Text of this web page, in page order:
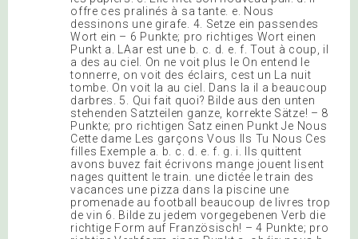
offre ces pralinés à sa tante. e. Nous
dessinons une girafe. 4. Setze ein passendes
Wort ein – 6 Punkte; pro richtiges Wort einen
Punkt a. LAar est une b. c. d. e. f. Tout à coup, il
a des au ciel. On ne voit plus le On entend le
tonnerre, on voit des éclairs, cest un La nuit
tombe. On voit la au ciel. Dans la il a beaucoup
darbres. 5. Qui fait quoi? Bilde aus den unten
stehenden Satzteilen ganze, korrekte Sätze! – 8
Punkte; pro richtigen Satz einen Punkt Je Nous
Cette dame Les garçons Vous Ils Tu Nous Ces
filles Exemple a. b. c. d. e. f. g. i. Ils quittent
avons buvez fait écrivons mange jouent lisent
nages quittent le train. une dictée le train des
vacances une pizza dans la piscine une
promenade au football beaucoup de livres trop
de vin 6. Bilde zu jedem vorgegebenen Verb die
richtige Form auf Französisch! – 4 Punkte; pro